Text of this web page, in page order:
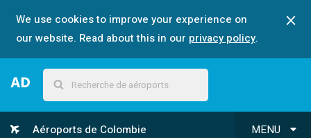
We use cookies to improve your experience on
our website. Read about this in our privacy policy.
MENU
Aéroports de Colombie